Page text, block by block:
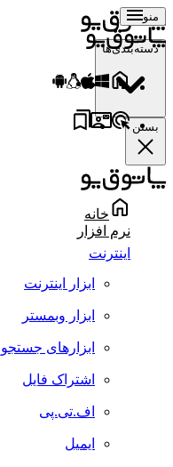
منو
دسته‌بندی‌ها
بستن
خانه
نرم افزار
اینترنت
ابزار اینترنت
ابزار وبمستر
ابزارهای جستجو
اشتراک فایل
اف.تی.پی
ایمیل